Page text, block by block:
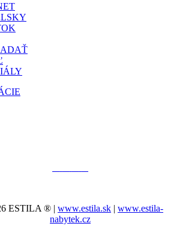
ESTILA ® |www.estila.sk |www.estila-
nabytek.cz